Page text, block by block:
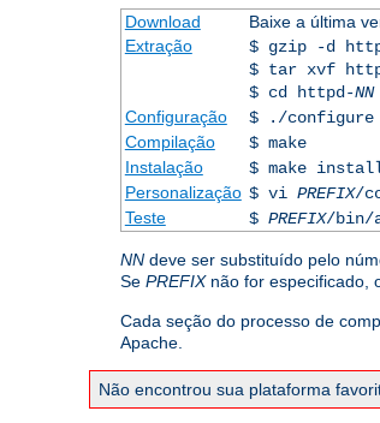
Download
Baixe a última
Extração
$ gzip -d
$ tar xvf
$ cd httpd-NN
Configuração
$ ./
Compilação
$ make
Instalação
$ make
Personalização $ vi PREFIX/
Teste
$ PREFIX/bin/
NN deve ser substituído pelo
Se PREFIXnão for especificado,
Cada seção do processo de
Apache.
Não encontrou sua plataforma